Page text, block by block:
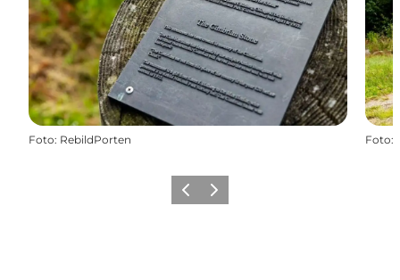
Foto: RebildPorten Foto:
Forrige billede
Næste billede